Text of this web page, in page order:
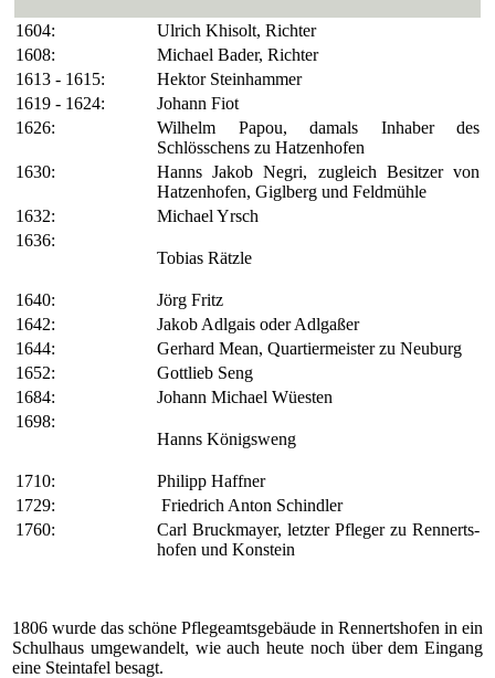
1604:
Ulrich Khisolt, Richter
1608:
Michael Bader, Richter
1613 - 1615:
Hektor Steinhammer
1619 - 1624:
Johann Fiot
1626:
Wilhelm Papou, damals Inhaber des
Schlösschens zu Hatzenhofen
1630:
Hanns Jakob Negri, zugleich Besitzer von
Hatzen­hofen, Giglberg und Feld­mühle
1632:
Michael Yrsch
1636:
Tobias Rätzle
1640:
Jörg Fritz
1642:
Jakob Adlgais oder Adlgaßer
1644:
Gerhard Mean, Quartiermeister zu Neuburg
1652:
Gottlieb Seng
1684:
Johann Michael Wüesten
1698:
Hanns Königsweng
1710:
Philipp Haffner
1729:
Friedrich Anton Schindler
1760:
Carl Bruckmayer, letzter Pfleger zu Rennerts­
hofen und Konstein
1806 wurde das schöne Pflegeamtsgebäude in Rennerts­hofen in ein
Schulhaus umgewandelt, wie auch heute noch über dem Eingang
eine Steintafel besagt.